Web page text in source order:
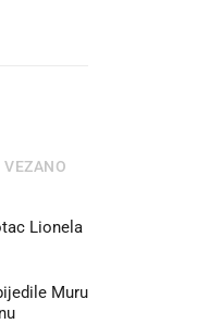
VEZANO
Lionela
Muru